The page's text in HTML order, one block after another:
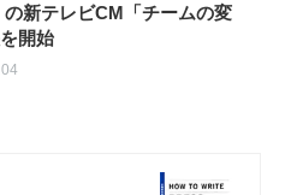
新テレビCM「チームの変
開始